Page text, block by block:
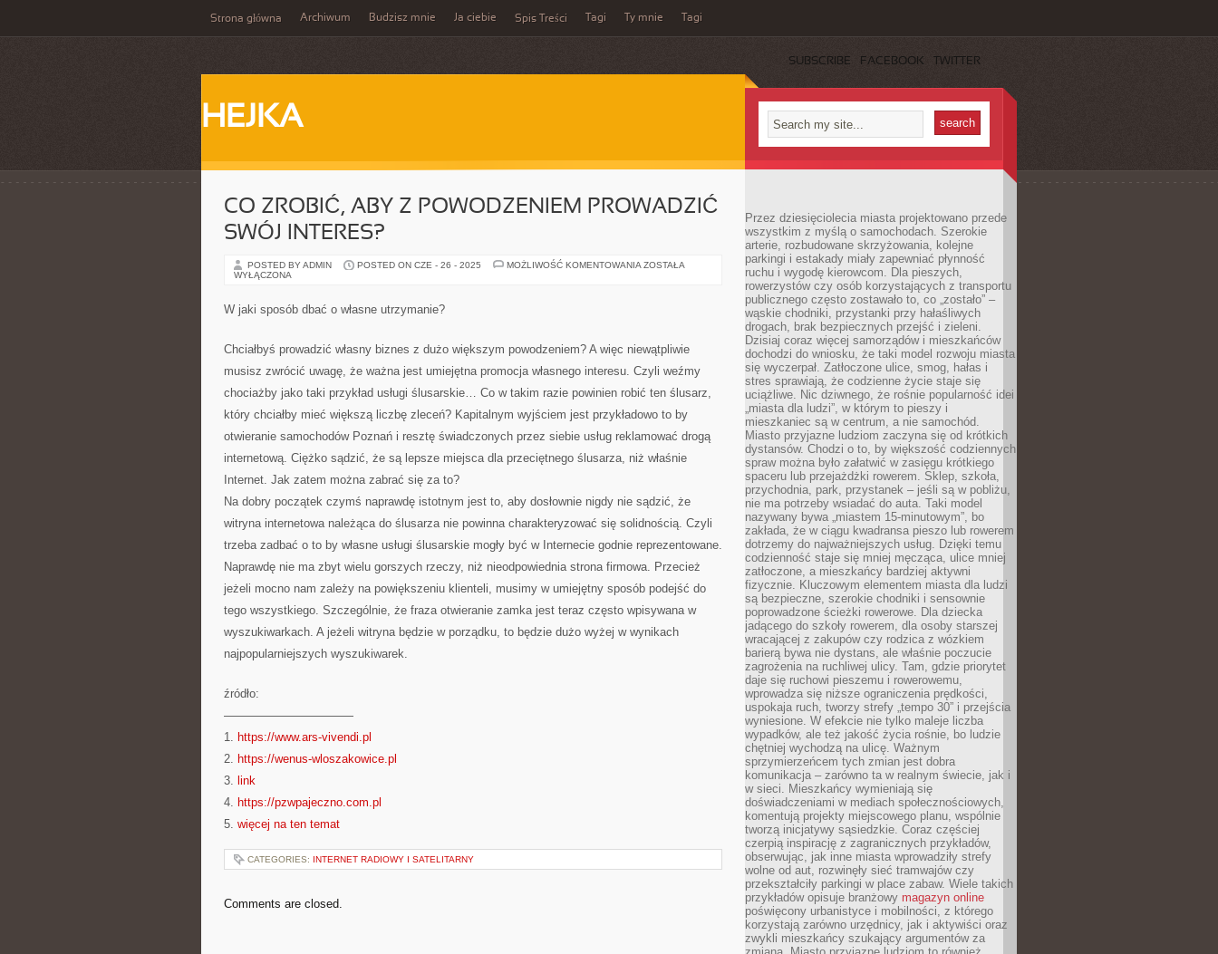
Strona główna Archiwum Budzisz mnie Ja ciebie Spis Treści Tagi Ty mnie Tagi
SUBSCRIBE FACEBOOK TWITTER
HEJKA
CO ZROBIĆ, ABY Z POWODZENIEM PROWADZIĆ
SWÓJ INTERES?
POSTED BY ADMIN POSTED ON CZE - 26 - 2025 MOŻLIWOŚĆ KOMENTOWANIA CO
ZOSTAŁA
WYŁĄCZONA
W jaki sposób dbać o własne utrzymanie?
Chciałbyś prowadzić własny biznes z dużo większym powodzeniem? A więc niewątpliwie
musisz zwrócić uwagę, że ważna jest umiejętna promocja własnego interesu. Czyli weźmy
chociażby jako taki przykład usługi ślusarskie… Co w takim razie powinien robić ten ślusarz,
który chciałby mieć większą liczbę zleceń? Kapitalnym wyjściem jest przykładowo to by
otwieranie samochodów Poznań i resztę świadczonych przez siebie usług reklamować drogą
internetową. Ciężko sądzić, że są lepsze miejsca dla przeciętnego ślusarza, niż właśnie
Internet. Jak zatem można zabrać się za to?
Na dobry początek czymś naprawdę istotnym jest to, aby dosłownie nigdy nie sądzić, że
witryna internetowa należąca do ślusarza nie powinna charakteryzować się solidnością. Czyli
trzeba zadbać o to by własne usługi ślusarskie mogły być w Internecie godnie reprezentowane.
Naprawdę nie ma zbyt wielu gorszych rzeczy, niż nieodpowiednia strona firmowa. Przecież
jeżeli mocno nam zależy na powiększeniu klienteli, musimy w umiejętny sposób podejść do
tego wszystkiego. Szczególnie, że fraza otwieranie zamka jest teraz często wpisywana w
wyszukiwarkach. A jeżeli witryna będzie w porządku, to będzie dużo wyżej w wynikach
najpopularniejszych wyszukiwarek.
źródło:
———————————
1. https://www.ars-vivendi.pl
2. https://wenus-wloszakowice.pl
3. link
4. https://pzwpajeczno.com.pl
5. więcej na ten temat
CATEGORIES: INTERNET RADIOWY I SATELITARNY
Comments are closed.
Przez dziesięciolecia miasta projektowano przede
wszystkim z myślą o samochodach. Szerokie
arterie, rozbudowane skrzyżowania, kolejne
parkingi i estakady miały zapewniać płynność
ruchu i wygodę kierowcom. Dla pieszych,
rowerzystów czy osób korzystających z transportu
publicznego często zostawało to, co „zostało” –
wąskie chodniki, przystanki przy hałaśliwych
drogach, brak bezpiecznych przejść i zieleni.
Dzisiaj coraz więcej samorządów i mieszkańców
dochodzi do wniosku, że taki model rozwoju miasta
się wyczerpał. Zatłoczone ulice, smog, hałas i
stres sprawiają, że codzienne życie staje się
uciążliwe. Nic dziwnego, że rośnie popularność idei
„miasta dla ludzi”, w którym to pieszy i
mieszkaniec są w centrum, a nie samochód.
Miasto przyjazne ludziom zaczyna się od krótkich
dystansów. Chodzi o to, by większość codziennych
spraw można było załatwić w zasięgu krótkiego
spaceru lub przejażdżki rowerem. Sklep, szkoła,
przychodnia, park, przystanek – jeśli są w pobliżu,
nie ma potrzeby wsiadać do auta. Taki model
nazywany bywa „miastem 15-minutowym”, bo
zakłada, że w ciągu kwadransa pieszo lub rowerem
dotrzemy do najważniejszych usług. Dzięki temu
codzienność staje się mniej męcząca, ulice mniej
zatłoczone, a mieszkańcy bardziej aktywni
fizycznie. Kluczowym elementem miasta dla ludzi
są bezpieczne, szerokie chodniki i sensownie
poprowadzone ścieżki rowerowe. Dla dziecka
jadącego do szkoły rowerem, dla osoby starszej
wracającej z zakupów czy rodzica z wózkiem
barierą bywa nie dystans, ale właśnie poczucie
zagrożenia na ruchliwej ulicy. Tam, gdzie priorytet
daje się ruchowi pieszemu i rowerowemu,
wprowadza się niższe ograniczenia prędkości,
uspokaja ruch, tworzy strefy „tempo 30” i przejścia
wyniesione. W efekcie nie tylko maleje liczba
wypadków, ale też jakość życia rośnie, bo ludzie
chętniej wychodzą na ulicę. Ważnym
sprzymierzeńcem tych zmian jest dobra
komunikacja – zarówno ta w realnym świecie, jak i
w sieci. Mieszkańcy wymieniają się
doświadczeniami w mediach społecznościowych,
komentują projekty miejscowego planu, wspólnie
tworzą inicjatywy sąsiedzkie. Coraz częściej
czerpią inspirację z zagranicznych przykładów,
obserwując, jak inne miasta wprowadziły strefy
wolne od aut, rozwinęły sieć tramwajów czy
przekształciły parkingi w place zabaw. Wiele takich
przykładów opisuje branżowy magazyn online
poświęcony urbanistyce i mobilności, z którego
korzystają zarówno urzędnicy, jak i aktywiści oraz
zwykli mieszkańcy szukający argumentów za